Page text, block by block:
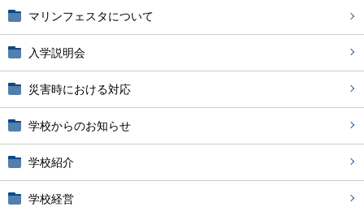
マリンフェスタについて
入学説明会
災害時における対応
学校からのお知らせ
学校紹介
学校経営